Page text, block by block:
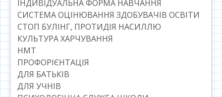
ІНДИВІДУАЛЬНА ФОРМА НАВЧАННЯ
СИСТЕМА ОЦІНЮВАННЯ ЗДОБУВАЧІВ ОСВІТИ
СТОП БУЛІНГ, ПРОТИДІЯ НАСИЛЛЮ
КУЛЬТУРА ХАРЧУВАННЯ
НМТ
ПРОФОРІЄНТАЦІЯ
ДЛЯ БАТЬКІВ
ДЛЯ УЧНІВ